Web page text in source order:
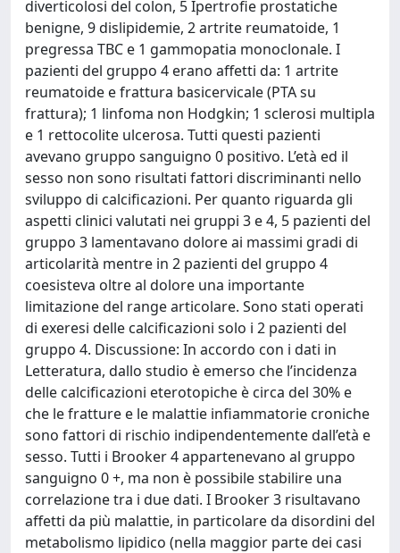
diverticolosi del colon, 5 Ipertrofie prostatiche
benigne, 9 dislipidemie, 2 artrite reumatoide, 1
pregressa TBC e 1 gammopatia monoclonale. I
pazienti del gruppo 4 erano affetti da: 1 artrite
reumatoide e frattura basicervicale (PTA su
frattura); 1 linfoma non Hodgkin; 1 sclerosi multipla
e 1 rettocolite ulcerosa. Tutti questi pazienti
avevano gruppo sanguigno 0 positivo. L’età ed il
sesso non sono risultati fattori discriminanti nello
sviluppo di calcificazioni. Per quanto riguarda gli
aspetti clinici valutati nei gruppi 3 e 4, 5 pazienti del
gruppo 3 lamentavano dolore ai massimi gradi di
articolarità mentre in 2 pazienti del gruppo 4
coesisteva oltre al dolore una importante
limitazione del range articolare. Sono stati operati
di exeresi delle calcificazioni solo i 2 pazienti del
gruppo 4. Discussione: In accordo con i dati in
Letteratura, dallo studio è emerso che l’incidenza
delle calcificazioni eterotopiche è circa del 30% e
che le fratture e le malattie infiammatorie croniche
sono fattori di rischio indipendentemente dall’età e
sesso. Tutti i Brooker 4 appartenevano al gruppo
sanguigno 0 +, ma non è possibile stabilire una
correlazione tra i due dati. I Brooker 3 risultavano
affetti da più malattie, in particolare da disordini del
metabolismo lipidico (nella maggior parte dei casi